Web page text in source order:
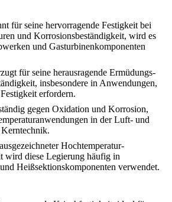
für seine hervorragende Festigkeit bei
und Korrosionsbeständigkeit, wird es
und Gasturbinenkomponenten
für seine herausragende Ermüdungs-
insbesondere in Anwendungen,
erfordern.
gegen Oxidation und Korrosion,
in der Luft- und
Hochtemperatur-
wird diese Legierung häufig in
Heißsektionskomponenten verwendet.